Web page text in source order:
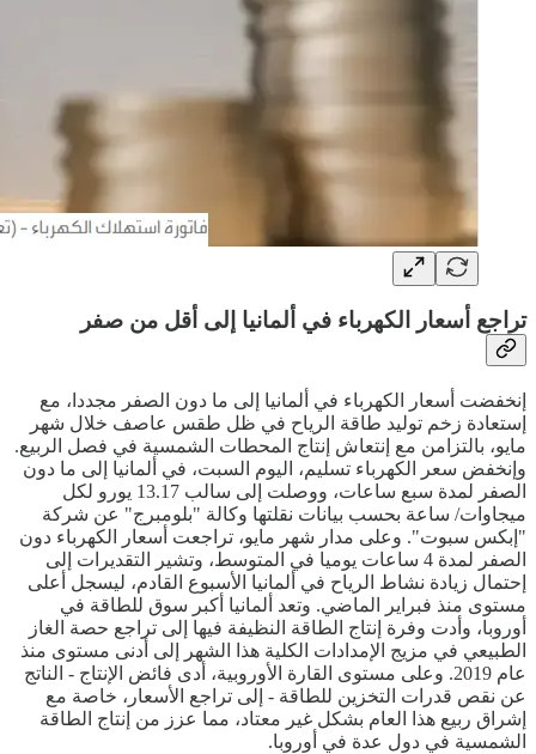
تراجع أسعار الكهرباء في ألمانيا إلى أقل من صفر
إنخفضت أسعار الكهرباء في ألمانيا إلى ما دون الصفر مجددا، مع
إستعادة زخم توليد طاقة الرياح في ظل طقس عاصف خلال شهر
مايو، بالتزامن مع إنتعاش إنتاج المحطات الشمسية في فصل الربيع.
وإنخفض سعر الكهرباء تسليم، اليوم السبت، في ألمانيا إلى ما دون
الصفر لمدة سبع ساعات، ووصلت إلى سالب 13.17 يورو لكل
ميجاوات/ ساعة بحسب بيانات نقلتها وكالة "بلومبرج" عن شركة
"إبكس سبوت". وعلى مدار شهر مايو، تراجعت أسعار الكهرباء دون
الصفر لمدة 4 ساعات يوميا في المتوسط، وتشير التقديرات إلى
إحتمال زيادة نشاط الرياح في ألمانيا الأسبوع القادم، ليسجل أعلى
مستوى منذ فبراير الماضي. وتعد ألمانيا أكبر سوق للطاقة في
أوروبا، وأدت وفرة إنتاج الطاقة النظيفة فيها إلى تراجع حصة الغاز
الطبيعي في مزيج الإمدادات الكلية هذا الشهر إلى أدنى مستوى منذ
عام 2019. وعلى مستوى القارة الأوروبية، أدى فائض الإنتاج - الناتج
عن نقص قدرات التخزين للطاقة - إلى تراجع الأسعار، خاصة مع
إشراق ربيع هذا العام بشكل غير معتاد، مما عزز من إنتاج الطاقة
الشمسية في دول عدة في أوروبا.